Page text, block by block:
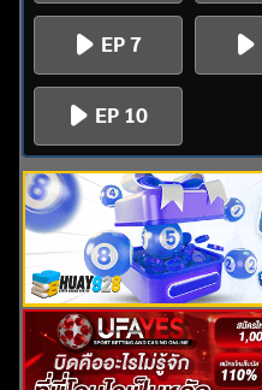
EP 7
EP 10